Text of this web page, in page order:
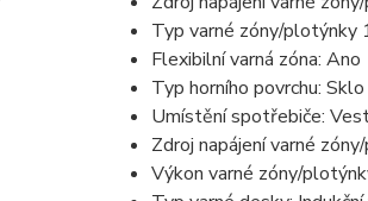
Typ varné zóny/plotýnky
Flexibilní varná zóna: Ano
Typ horního povrchu: Sklo
Umístění spotřebiče:
Zdroj napájení varné
Výkon varné zóny/